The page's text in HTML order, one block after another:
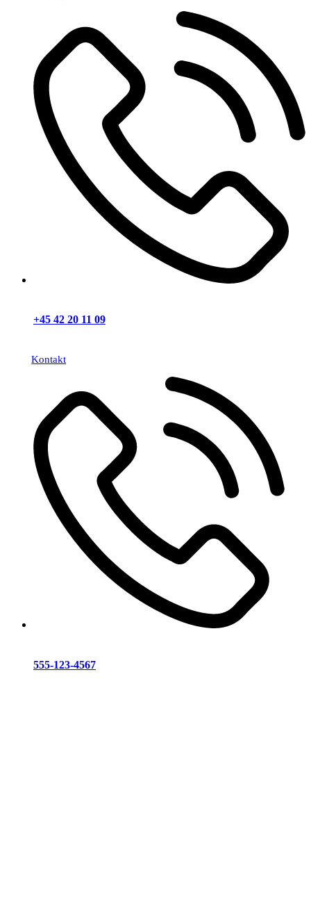
+45 42 20 11 09
Kontakt
555-123-4567